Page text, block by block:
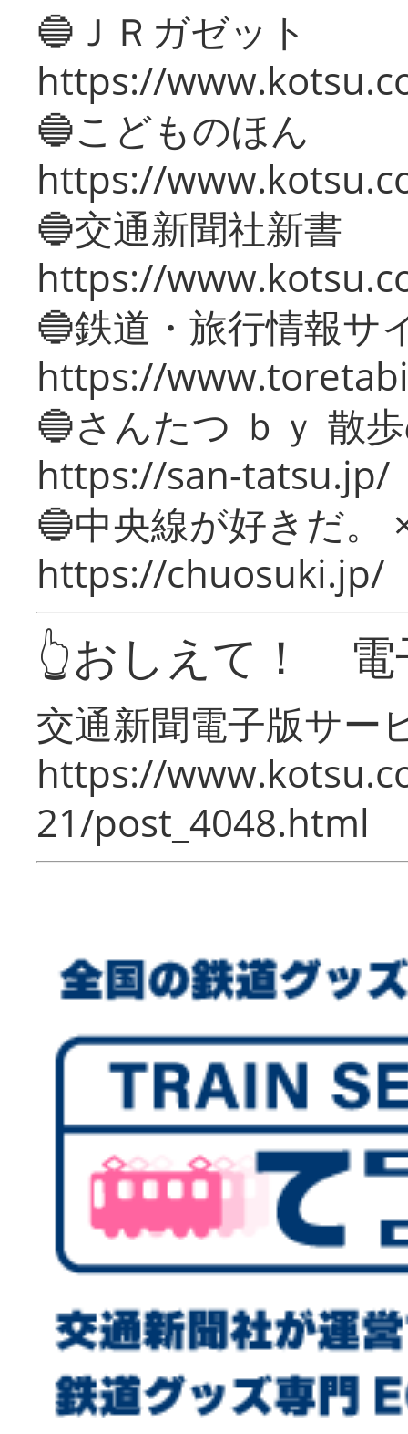
🔵ＪＲガゼット
https://
🔵こどものほん
https://
🔵交通新聞社新書
https://
🔵鉄道・旅行情報サ
https://
🔵さんたつ ｂｙ 散
https://san-tatsu.jp/
🔵中央線が好きだ。
https://chuosuki.jp/
👆おしえて！ 電
交通新聞電子版サー
https://
21/post_4048.html